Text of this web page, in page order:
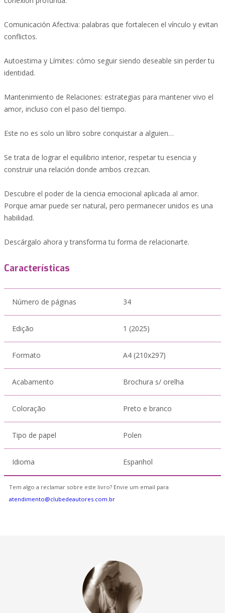
Comunicación Afectiva: palabras que fortalecen el vínculo y evitan
conflictos.
Autoestima y Límites: cómo seguir siendo deseable sin perder tu
identidad.
Mantenimiento de Relaciones: estrategias para mantener vivo el
amor, incluso con el paso del tiempo.
Este no es solo un libro sobre conquistar a alguien…
Se trata de lograr el equilibrio interior, respetar tu esencia y
construir una relación donde ambos crezcan.
Descubre el poder de la ciencia emocional aplicada al amor.
Porque amar puede ser natural, pero permanecer unidos es una
habilidad.
Descárgalo ahora y transforma tu forma de relacionarte.
Características
Número de páginas 34
Edição 1 (2025)
Formato A4 (210x297)
Acabamento Brochura s/ orelha
Coloração Preto e branco
Tipo de papel Polen
Idioma Espanhol
Tem algo a reclamar sobre este livro? Envie um email para
atendimento@clubedeautores.com.br